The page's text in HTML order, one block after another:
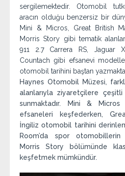
sergilemektedir. Otomobil
aracın olduğu benzersiz bir
Mini & Micros, Great British
Morris Story gibi tematik
911 2.7 Carrera RS, Jaguar
Countach gibi efsanevi
otomobil tarihini baştan
Haynes Otomobil Müzesi,
alanlarıyla ziyaretçilere
sunmaktadır. Mini &
efsaneleri keşfederken,
İngiliz otomobil tarihini
Room’da spor otomobillerin
Morris Story bölümünde
keşfetmek mümkündür.